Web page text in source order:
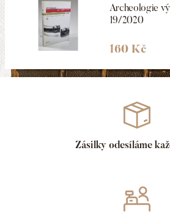
Archeologie
19/2020
160 Kč
Zásilky odesíláme